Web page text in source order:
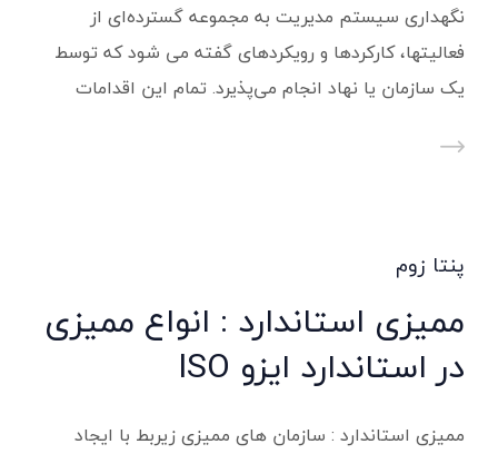
نگهداری سیستم مدیریت به مجموعه گسترده‌ای از
فعالیتها، کارکردها و رویکردهای گفته می شود که توسط
یک سازمان یا نهاد انجام می‌پذیرد. تمام این اقدامات
پنتا زوم
ممیزی استاندارد : انواع ممیزی
در استاندارد ایزو ISO
ممیزی استاندارد : سازمان های ممیزی زیربط با ایجاد